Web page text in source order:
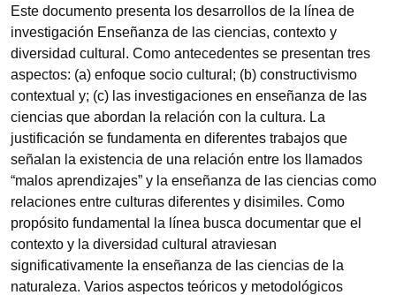
Este documento presenta los desarrollos de la línea de
investigación Enseñanza de las ciencias, contexto y
diversidad cultural. Como antecedentes se presentan tres
aspectos: (a) enfoque socio cultural; (b) constructivismo
contextual y; (c) las investigaciones en enseñanza de las
ciencias que abordan la relación con la cultura. La
justificación se fundamenta en diferentes trabajos que
señalan la existencia de una relación entre los llamados
“malos aprendizajes” y la enseñanza de las ciencias como
relaciones entre culturas diferentes y disimiles. Como
propósito fundamental la línea busca documentar que el
contexto y la diversidad cultural atraviesan
significativamente la enseñanza de las ciencias de la
naturaleza. Varios aspectos teóricos y metodológicos